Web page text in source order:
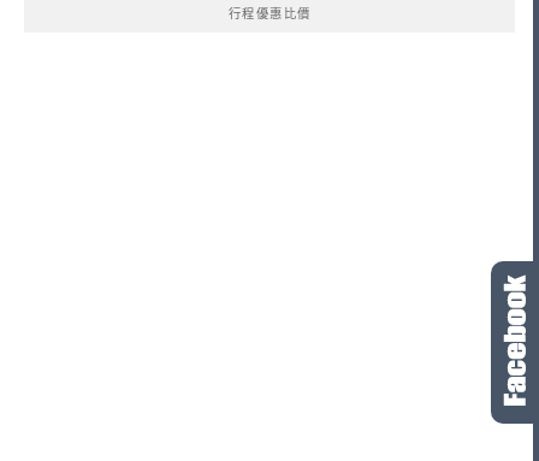
行程優惠比價